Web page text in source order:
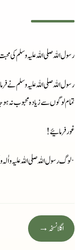
رسول اللہ صلی اللہ علیہ وسلم کی
رسول اللہ صلی اللہ علیہ وسلم
تمام لوگوں سے زیادہ محبوب نہ
غور فرمائیے!
· لوگ رسول اللہ صلی اللہ علیہ
اگلا نسخہ →